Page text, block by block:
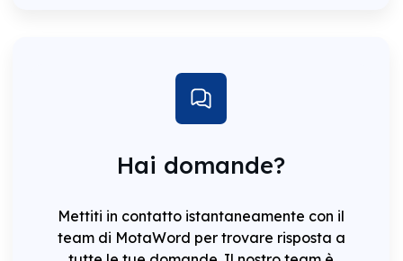
Hai domande?
Mettiti in contatto istantaneamente con il
team di MotaWord per trovare risposta a